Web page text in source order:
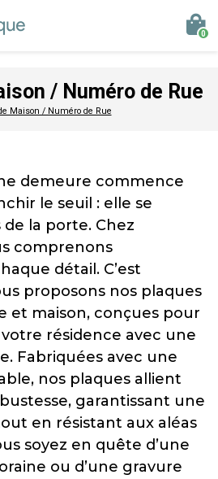
0
/ Numéro de Rue
Maison / Numéro de Rue
demeure commence
le seuil : elle se
de la porte. Chez
comprenons
détail. C’est
proposons nos plaques
et maison, conçues pour
résidence avec une
Fabriquées avec une
nos plaques allient
garantissant une
en résistant aux aléas
soyez en quête d’une
ou d’une gravure